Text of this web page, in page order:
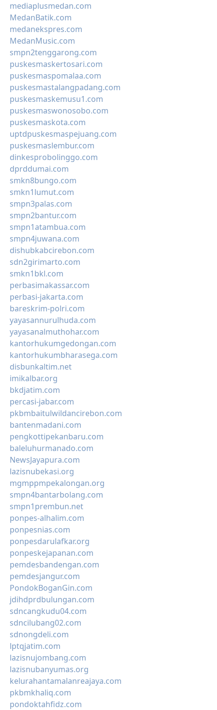
mediaplusmedan.com
MedanBatik.com
medanekspres.com
MedanMusic.com
smpn2tenggarong.com
puskesmaskertosari.com
puskesmaspomalaa.com
puskesmastalangpadang.com
puskesmaskemusu1.com
puskesmaswonosobo.com
puskesmaskota.com
uptdpuskesmaspejuang.com
puskesmaslembur.com
dinkesprobolinggo.com
dprddumai.com
smkn8bungo.com
smkn1lumut.com
smpn3palas.com
smpn2bantur.com
smpn1atambua.com
smpn4juwana.com
dishubkabcirebon.com
sdn2girimarto.com
smkn1bkl.com
perbasimakassar.com
perbasi-jakarta.com
bareskrim-polri.com
yayasannurulhuda.com
yayasanalmuthohar.com
kantorhukumgedongan.com
kantorhukumbharasega.com
disbunkaltim.net
imikalbar.org
bkdjatim.com
percasi-jabar.com
pkbmbaitulwildancirebon.com
bantenmadani.com
pengkottipekanbaru.com
baleluhurmanado.com
NewsJayapura.com
lazisnubekasi.org
mgmppmpekalongan.org
smpn4bantarbolang.com
smpn1prembun.net
ponpes-alhalim.com
ponpesnias.com
ponpesdarulafkar.org
ponpeskejapanan.com
pemdesbandengan.com
pemdesjangur.com
PondokBoganGin.com
jdihdprdbulungan.com
sdncangkudu04.com
sdncilubang02.com
sdnongdeli.com
lptqjatim.com
lazisnujombang.com
lazisnubanyumas.org
kelurahantamalanreajaya.com
pkbmkhaliq.com
pondoktahfidz.com